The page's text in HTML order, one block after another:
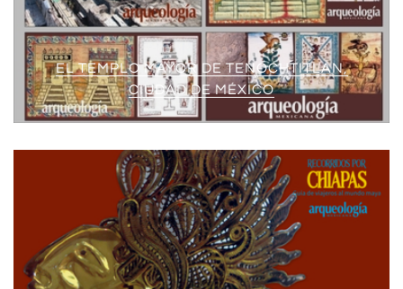
EL TEMPLO MAYOR DE TENOCHTITLAN,
CIUDAD DE MÉXICO